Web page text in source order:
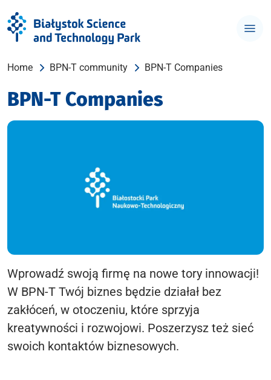
Home BPN-T community BPN-T Companies
BPN-T Companies
Wprowadź swoją firmę na nowe tory innowacji!
W BPN-T Twój biznes będzie działał bez
zakłóceń, w otoczeniu, które sprzyja
kreatywności i rozwojowi. Poszerzysz też sieć
swoich kontaktów biznesowych.